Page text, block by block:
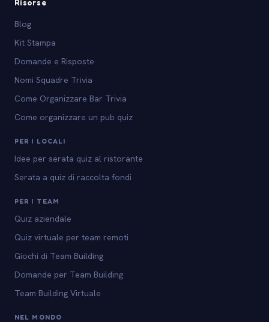
Risorse
Blog
Kit Stampa
Domande e Risposte
Nomi Squadre Trivia
Come Organizzare Bar Trivia
Come organizzare un pub quiz
PER I LOCALI
Idee per serata quiz al ristorante
Serata a quiz di raccolta fondi
PER I TEAM
Quiz aziendale
Quiz virtuale per team remoti
Giochi di Team Building
Domande per Team Building
Team Building Virtuale
NEL MONDO